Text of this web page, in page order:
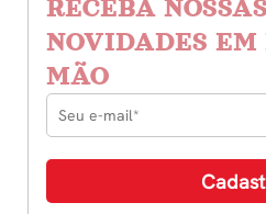
RECEBA
NOVIDADES
MÃO